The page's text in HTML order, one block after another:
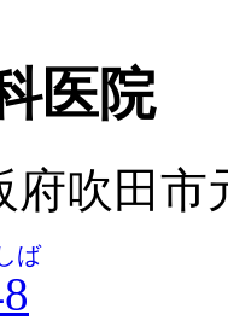
医院
府吹田
ば